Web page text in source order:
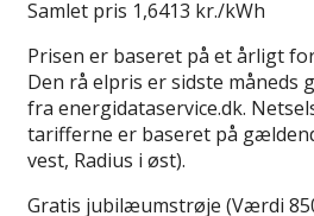
Samlet pris 1,6413 kr./kWh
Prisen er baseret på et årligt
Den rå elpris er sidste måneds
fra energidataservice.dk.
tarifferne er baseret på
vest, Radius i øst).
Gratis jubilæumstrøje (Værdi